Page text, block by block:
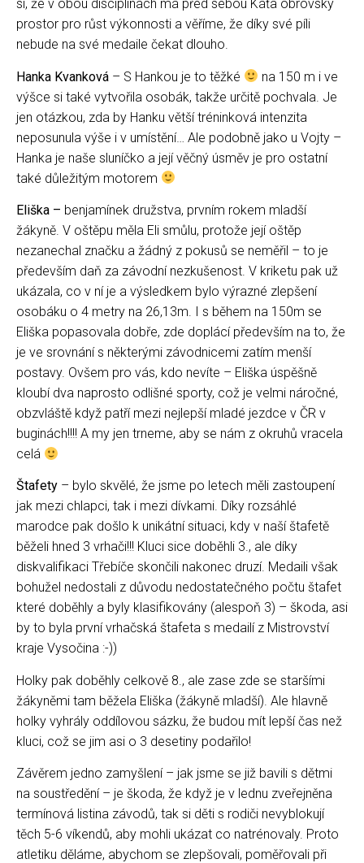
si, že v obou disciplínách má před sebou Káťa obrovský
prostor pro růst výkonnosti a věříme, že díky své píli
nebude na své medaile čekat dlouho.
Hanka Kvanková – S Hankou je to těžké
na 150 m i ve
výšce si také vytvořila osobák, takže určitě pochvala. Je
jen otázkou, zda by Hanku větší tréninková intenzita
neposunula výše i v umístění… Ale podobně jako u Vojty –
Hanka je naše sluníčko a její věčný úsměv je pro ostatní
také důležitým motorem
Eliška – benjamínek družstva, prvním rokem mladší
žákyně. V oštěpu měla Eli smůlu, protože její oštěp
nezanechal značku a žádný z pokusů se neměřil – to je
především daň za závodní nezkušenost. V kriketu pak už
ukázala, co v ní je a výsledkem bylo výrazné zlepšení
osobáku o 4 metry na 26,13m. I s během na 150m se
Eliška popasovala dobře, zde doplácí především na to, že
je ve srovnání s některými závodnicemi zatím menší
postavy. Ovšem pro vás, kdo nevíte – Eliška úspěšně
kloubí dva naprosto odlišné sporty, což je velmi náročné,
obzvláště když patří mezi nejlepší mladé jezdce v ČR v
buginách!!!! A my jen trneme, aby se nám z okruhů vracela
celá
Štafety – bylo skvělé, že jsme po letech měli zastoupení
jak mezi chlapci, tak i mezi dívkami. Díky rozsáhlé
marodce pak došlo k unikátní situaci, kdy v naší štafetě
běželi hned 3 vrhači!!! Kluci sice doběhli 3., ale díky
diskvalifikaci Třebíče skončili nakonec druzí. Medaili však
bohužel nedostali z důvodu nedostatečného počtu štafet
které doběhly a byly klasifikovány (alespoň 3) – škoda, asi
by to byla první vrhačská štafeta s medailí z Mistrovství
kraje Vysočina :-))
Holky pak doběhly celkově 8., ale zase zde se staršími
žákyněmi tam běžela Eliška (žákyně mladší). Ale hlavně
holky vyhrály oddílovou sázku, že budou mít lepší čas než
kluci, což se jim asi o 3 desetiny podařilo!
Závěrem jedno zamyšlení – jak jsme se již bavili s dětmi
na soustředění – je škoda, že když je v lednu zveřejněna
termínová listina závodů, tak si děti s rodiči nevyblokují
těch 5-6 víkendů, aby mohli ukázat co natrénovaly. Proto
atletiku děláme, abychom se zlepšovali, poměřovali při